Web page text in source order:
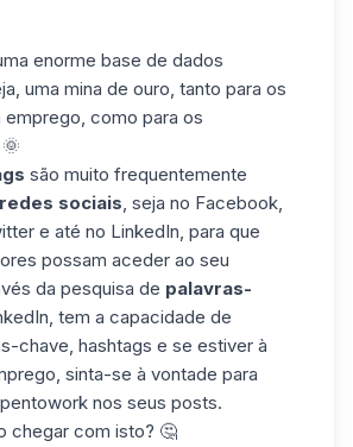
enorme base de dados
uma mina de ouro, tanto para os
emprego, como para os
são muito frequentemente
redes sociais, seja no Facebook,
e até no LinkedIn, para que
possam aceder ao seu
da pesquisa de palavras-
tem a capacidade de
chave, hashtags e se estiver à
sinta-se à vontade para
nos seus posts.
chegar com isto? 🤔